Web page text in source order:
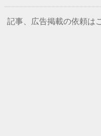
記事、広告掲載の依頼は